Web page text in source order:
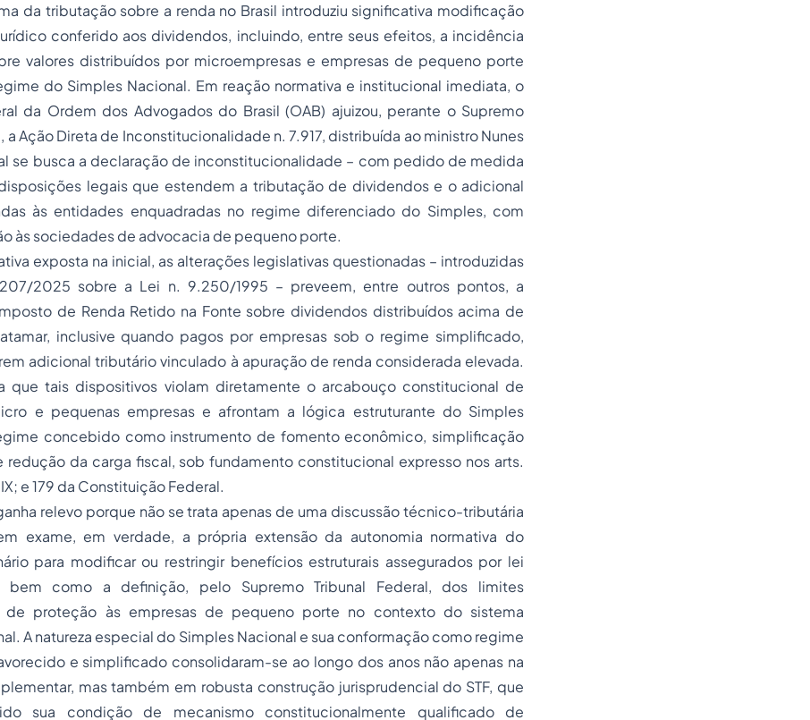
da tributação sobre a renda no Brasil introduziu significativa modificação
conferido aos dividendos, incluindo, entre seus efeitos, a incidência
valores distribuídos por microempresas e empresas de pequeno porte
do Simples Nacional. Em reação normativa e institucional imediata, o
da Ordem dos Advogados do Brasil (OAB) ajuizou, perante o Supremo
a Ação Direta de Inconstitucionalidade n. 7.917, distribuída ao ministro Nunes
se busca a declaração de inconstitucionalidade – com pedido de medida
legais que estendem a tributação de dividendos e o adicional
às entidades enquadradas no regime diferenciado do Simples, com
às sociedades de advocacia de pequeno porte.
exposta na inicial, as alterações legislativas questionadas – introduzidas
2025 sobre a Lei n. 9.250/1995 – preveem, entre outros pontos, a
de Renda Retido na Fonte sobre dividendos distribuídos acima de
inclusive quando pagos por empresas sob o regime simplificado,
adicional tributário vinculado à apuração de renda considerada elevada.
que tais dispositivos violam diretamente o arcabouço constitucional de
e pequenas empresas e afrontam a lógica estruturante do Simples
concebido como instrumento de fomento econômico, simplificação
redução da carga fiscal, sob fundamento constitucional expresso nos arts.
IX; e 179 da Constituição Federal.
relevo porque não se trata apenas de uma discussão técnico-tributária
exame, em verdade, a própria extensão da autonomia normativa do
para modificar ou restringir benefícios estruturais assegurados por lei
bem como a definição, pelo Supremo Tribunal Federal, dos limites
de proteção às empresas de pequeno porte no contexto do sistema
A natureza especial do Simples Nacional e sua conformação como regime
e simplificado consolidaram-se ao longo dos anos não apenas na
mas também em robusta construção jurisprudencial do STF, que
sua condição de mecanismo constitucionalmente qualificado de